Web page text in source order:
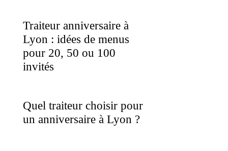
Traiteur anniversaire à
Lyon : idées de menus
pour 20, 50 ou 100
invités
Quel traiteur choisir pour
un anniversaire à Lyon ?